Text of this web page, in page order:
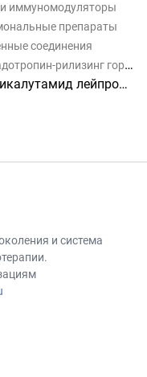
иммуномодуляторы
препараты
соединения
рилизинг гормона
лейпрорелин
и система